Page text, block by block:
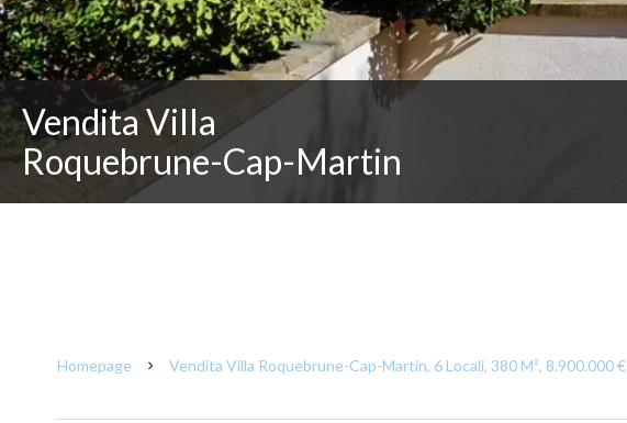
Vendita Villa
Roquebrune-Cap-Martin
Homepage Vendita Villa Roquebrune-Cap-Martin, 6 Locali, 380 M², 8.900.000 €